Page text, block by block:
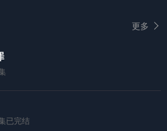
更多
已完结